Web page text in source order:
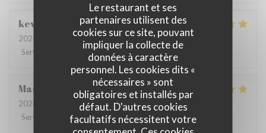
Le restaurant et ses
partenaires utilisent des
cookies sur ce site, pouvant
impliquer la collecte de
données à caractère
personnel. Les cookies dits «
nécessaires » sont
obligatoires et installés par
défaut. D'autres cookies
facultatifs nécessitent votre
kevin
2026-07-24
- 19:00 - Couverts 4
Service
Ambiance 4 /5 Cuisine /5
Mandy
2026-07-18
- 20:00 - Couverts 2
Service
Ambiance: 5/5 Cuisine:5/5 Qualité / Prix